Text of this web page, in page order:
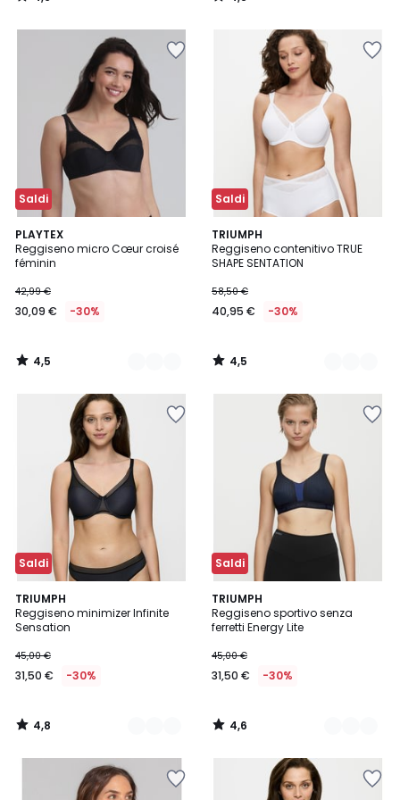
Saldi
PLAYTEX
Reggiseno micro Cœur croisé
féminin
42,99 €
30,09 € -30%
4,5
/ 5
2
Colori
4,5
/
Saldi
TRIUMPH
Reggiseno contenitivo TRUE
SHAPE SENTATION
58,50 €
40,95 € -30%
4,5
/ 5
3
Colori
4,5
/
Saldi
TRIUMPH
Reggiseno minimizer Infinite
Sensation
45,00 €
31,50 € -30%
4,8
/ 5
2
Colori
4,8
/
Saldi
TRIUMPH
Reggiseno sportivo senza
ferretti Energy Lite
45,00 €
31,50 € -30%
4,6
/ 5
2
Colori
4,6
/